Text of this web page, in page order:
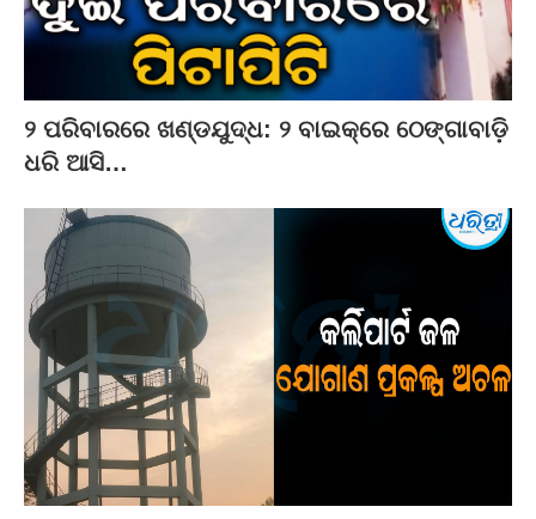
୨ ପରିବାରରେ ଖଣ୍ଡଯୁଦ୍ଧ: ୨ ବାଇକ୍‌ରେ ଠେଙ୍ଗାବାଡ଼ି
ଧରି ଆସି…